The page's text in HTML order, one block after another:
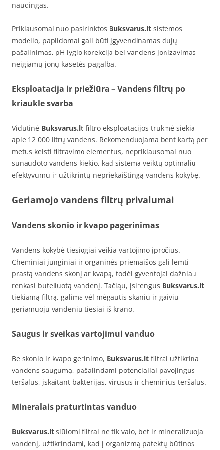
naudingas.
Priklausomai nuo pasirinktos Buksvarus.lt sistemos
modelio, papildomai gali būti įgyvendinamas dujų
pašalinimas, pH lygio korekcija bei vandens jonizavimas
neigiamų jonų kasetės pagalba.
Eksploatacija ir priežiūra – Vandens filtrų po
kriaukle svarba
Vidutinė Buksvarus.lt filtro eksploatacijos trukmė siekia
apie 12 000 litrų vandens. Rekomenduojama bent kartą per
metus keisti filtravimo elementus, nepriklausomai nuo
sunaudoto vandens kiekio, kad sistema veiktų optimaliu
efektyvumu ir užtikrintų nepriekaištingą vandens kokybę.
Geriamojo vandens filtrų privalumai
Vandens skonio ir kvapo pagerinimas
Vandens kokybė tiesiogiai veikia vartojimo įpročius.
Cheminiai junginiai ir organinės priemaišos gali lemti
prastą vandens skonį ar kvapą, todėl gyventojai dažniau
renkasi buteliuotą vandenį. Tačiąu, įsirengus Buksvarus.lt
tiekiamą filtrą, galima vėl mėgautis skaniu ir gaiviu
geriamuoju vandeniu tiesiai iš krano.
Saugus ir sveikas vartojimui vanduo
Be skonio ir kvapo gerinimo, Buksvarus.lt filtrai užtikrina
vandens saugumą, pašalindami potencialiai pavojingus
teršalus, įskaitant bakterijas, virusus ir cheminius teršalus.
Mineralais praturtintas vanduo
Buksvarus.lt siūlomi filtrai ne tik valo, bet ir mineralizuoja
vandenį, užtikrindami, kad į organizmą patektų būtinos